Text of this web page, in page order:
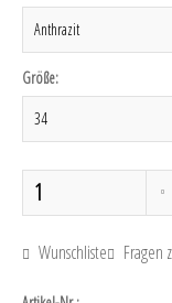
Größe:
Wunschliste Fragen